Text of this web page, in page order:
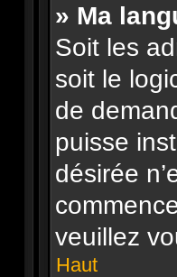
» Ma
Soit les
soit le
de
puisse
désirée
veuillez
Haut